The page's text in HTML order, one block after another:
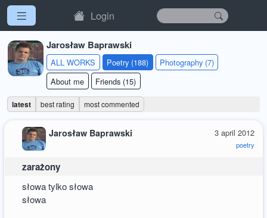
Login
Jarosław Baprawski
ALL WORKS Poetry (188)
Photography (7)
About me
Friends (15)
latest best rating most commented
3 april 2012
poetry
Jarosław Baprawski
zarażony
słowa tylko słowa
słowa